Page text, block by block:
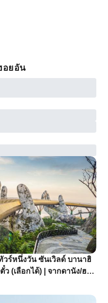
อยอัน
วร์หนึ่งวัน ซันเวิลด์ บานาฮิ
(เลือกได้) | จากดานัง/ฮอ